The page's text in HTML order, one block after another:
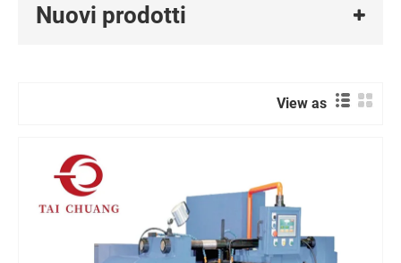
Nuovi prodotti
View as